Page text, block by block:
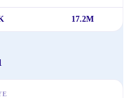
17.2M